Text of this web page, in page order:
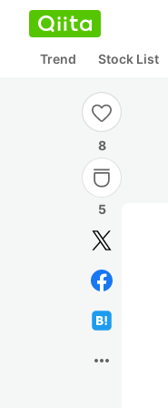
Trend Stock List
8
5
more_horiz